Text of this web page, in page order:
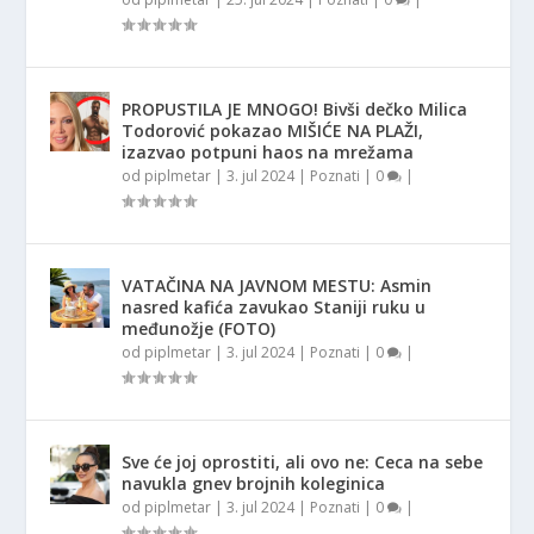
PROPUSTILA JE MNOGO! Bivši dečko Milica
Todorović pokazao MIŠIĆE NA PLAŽI,
izazvao potpuni haos na mrežama
od piplmetar |3. jul 2024| Poznati | 0 |
VATAČINA NA JAVNOM MESTU: Asmin
nasred kafića zavukao Staniji ruku u
međunožje (FOTO)
od piplmetar |3. jul 2024| Poznati | 0 |
Sve će joj oprostiti, ali ovo ne: Ceca na sebe
navukla gnev brojnih koleginica
od piplmetar |3. jul 2024| Poznati | 0 |